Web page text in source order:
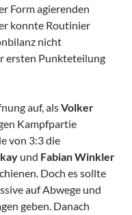
Form agierenden
konnte Routinier
nicht
ersten Punkteteilung
auf, alsVolker
Kampfpartie
von 3:3 die
und Fabian Winkler
Doch es sollte
auf Abwege und
geben. Danach